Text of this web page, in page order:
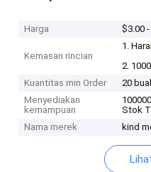
Harga $3.00
Kemasan rincian
1.
2.
Kuantitas min Order
20
Menyediakan
kemampuan
Stok
Nama merek
kind